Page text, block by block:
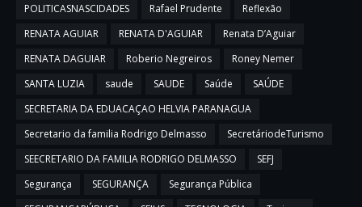
POLITICASNASCIDADES
Rafael Prudente
Reflexão
RENATA AGUIAR
RENATA D'AGUIAR
Renata D’Aguiar
RENATA DAGUIAR
Roberio Negreiros
Roney Nemer
SANTA LUZIA
saude SAUDE Saúde
SAÚDE
SECRETARIA DA EDUACAÇAO HELVIA PARANAGUA
Secretario da familia Rodrigo Delmasso
SecretáriodeTurismo
SEECRETARIO DA FAMILIA RODRIGO DELMASSO
SEFJ
Segurança
SEGURANÇA
Segurança Pública